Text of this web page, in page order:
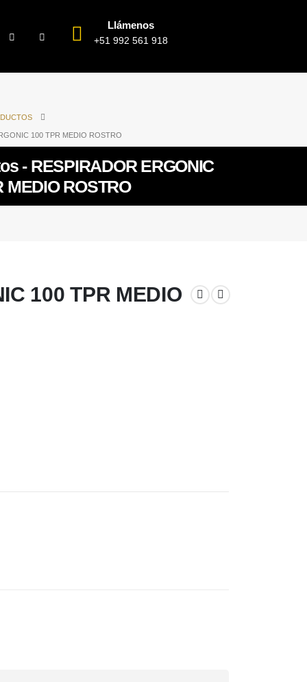
Llámenos
+51 992 561 918
100 TPR MEDIO ROSTRO
- RESPIRADOR ERGONIC
MEDIO ROSTRO
100 TPR MEDIO